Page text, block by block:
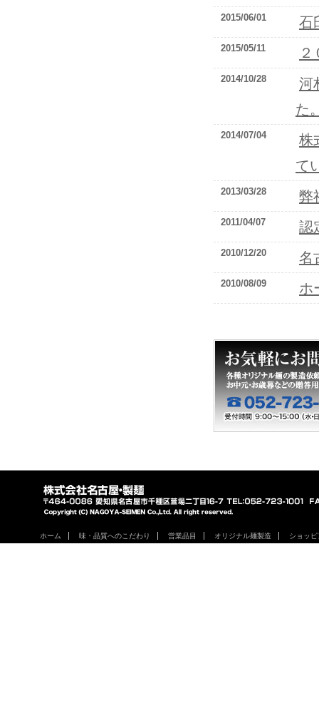
2015/06/01 石
2015/05/11
2014/10/28
河
た
2014/07/04
株
て
2013/03/28 弊
2011/04/07 認
2010/12/20 名
2010/08/09 ホ
ホーム 味・品質へのこだわり 営業品目 オリジナル麺製造 ショッ